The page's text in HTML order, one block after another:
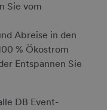
Sie vom
Abreise in den
% Ökostrom
Entspannen Sie
DB Event-